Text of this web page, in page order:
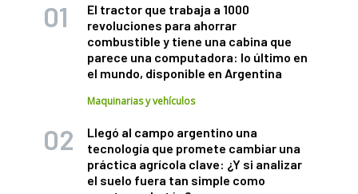
El tractor que trabaja a 1000
revoluciones para ahorrar
combustible y tiene una cabina que
parece una computadora: lo último en
el mundo, disponible en Argentina
Maquinarias y vehículos
Llegó al campo argentino una
tecnología que promete cambiar una
práctica agrícola clave: ¿Y si analizar
el suelo fuera tan simple como